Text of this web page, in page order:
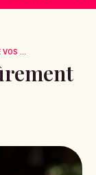
...